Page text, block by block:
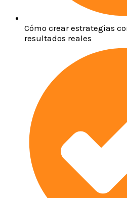
Cómo crear estrategias
resultados reales